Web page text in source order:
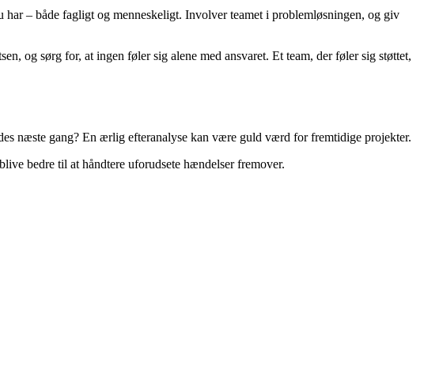
– både fagligt og menneskeligt. Involver teamet i problemløsningen, og giv
og sørg for, at ingen føler sig alene med ansvaret. Et team, der føler sig støttet,
næste gang? En ærlig efteranalyse kan være guld værd for fremtidige projekter.
bedre til at håndtere uforudsete hændelser fremover.